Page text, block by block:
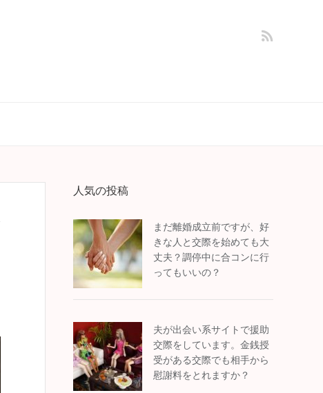
人気の投稿
まだ離婚成立前ですが、好
きな人と交際を始めても大
丈夫？調停中に合コンに行
ってもいいの？
夫が出会い系サイトで援助
交際をしています。金銭授
受がある交際でも相手から
慰謝料をとれますか？